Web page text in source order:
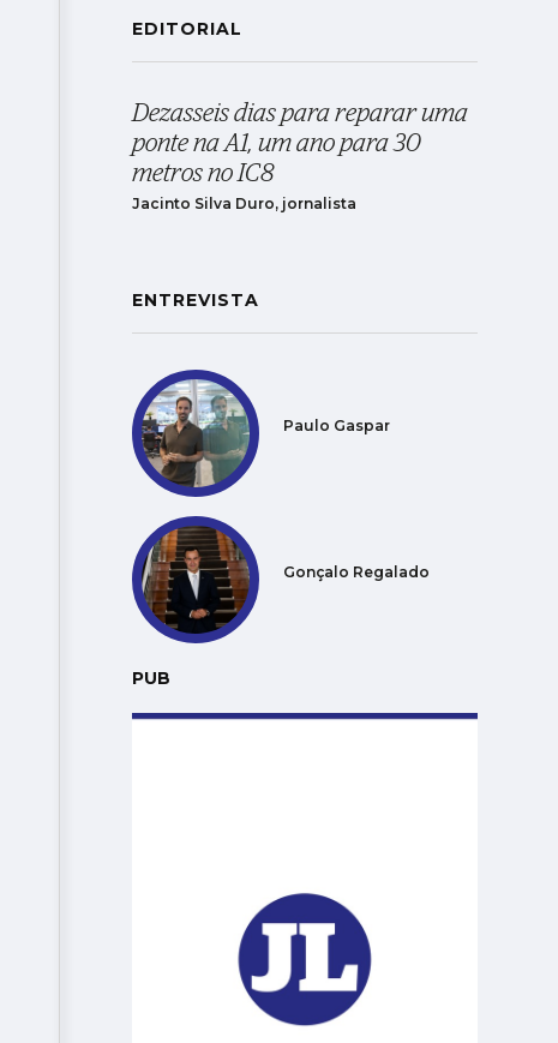
EDITORIAL
Dezasseis dias para reparar uma
ponte na A1, um ano para 30
metros no IC8
Jacinto Silva Duro, jornalista
ENTREVISTA
Paulo Gaspar
Gonçalo Regalado
PUB